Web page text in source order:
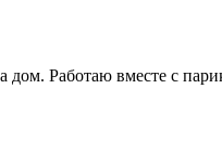
Работаю вместе с